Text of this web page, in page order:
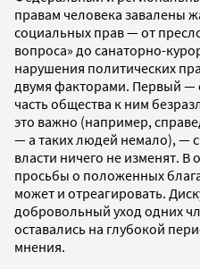
правам человека завалены
социальных прав — от
вопроса» до санаторно-
нарушения политических
двумя факторами. Первый —
часть общества к ним
это важно (например,
— а таких людей немало), —
власти ничего не изменят. В
просьбы о положенных
может и отреагировать.
добровольный уход одних
оставались на глубокой
мнения.